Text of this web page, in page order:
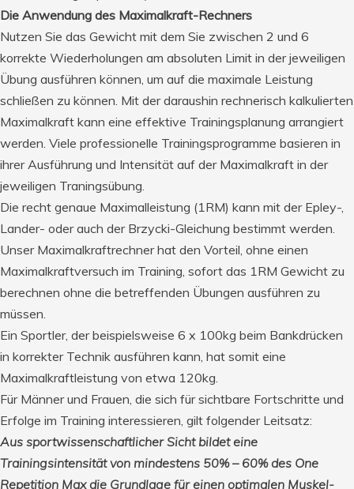
Die Anwendung des Maximalkraft-Rechners
Nutzen Sie das Gewicht mit dem Sie zwischen 2 und 6
korrekte Wiederholungen am absoluten Limit in der jeweiligen
Übung ausführen können, um auf die maximale Leistung
schließen zu können. Mit der daraushin rechnerisch kalkulierten
Maximalkraft kann eine effektive Trainingsplanung arrangiert
werden. Viele professionelle Trainingsprogramme basieren in
ihrer Ausführung und Intensität auf der Maximalkraft in der
jeweiligen Traningsübung.
Die recht genaue Maximalleistung (1RM) kann mit der Epley-,
Lander- oder auch der Brzycki-Gleichung bestimmt werden.
Unser Maximalkraftrechner hat den Vorteil, ohne einen
Maximalkraftversuch im Training, sofort das 1RM Gewicht zu
berechnen ohne die betreffenden Übungen ausführen zu
müssen.
Ein Sportler, der beispielsweise 6 x 100kg beim Bankdrücken
in korrekter Technik ausführen kann, hat somit eine
Maximalkraftleistung von etwa 120kg.
Für Männer und Frauen, die sich für sichtbare Fortschritte und
Erfolge im Training interessieren, gilt folgender Leitsatz:
Aus sportwissenschaftlicher Sicht bildet eine
Trainingsintensität von mindestens 50% – 60% des One
Repetition Max die Grundlage für einen optimalen Muskel-